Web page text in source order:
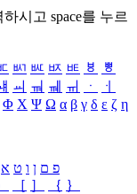
시고 space를 누르
ㅴ ㅵ ㅶ ㅷ ㅸ
ㅹ
ㆉ ㆊ ㆋ ㆌ ㆍ
ㆎ
Φ Χ Ψ Ω α β γ δ ε ζ η
פ ם ן ו ט א
［ ］ ｛ ｝